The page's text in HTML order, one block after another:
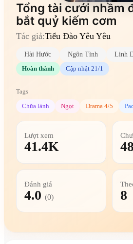
Tổng tài cưới nhầm
bắt quỷ kiếm cơm
Tác giả:Tiểu Đào Yêu Yêu
Hài Hước Ngôn Tình Linh
Hoàn thành
Cập nhật 21/1
Tags
Chữa lành
Ngọt Drama 4/5
Lượt xem
41.4K
Đánh giá
4.0 (0) 8